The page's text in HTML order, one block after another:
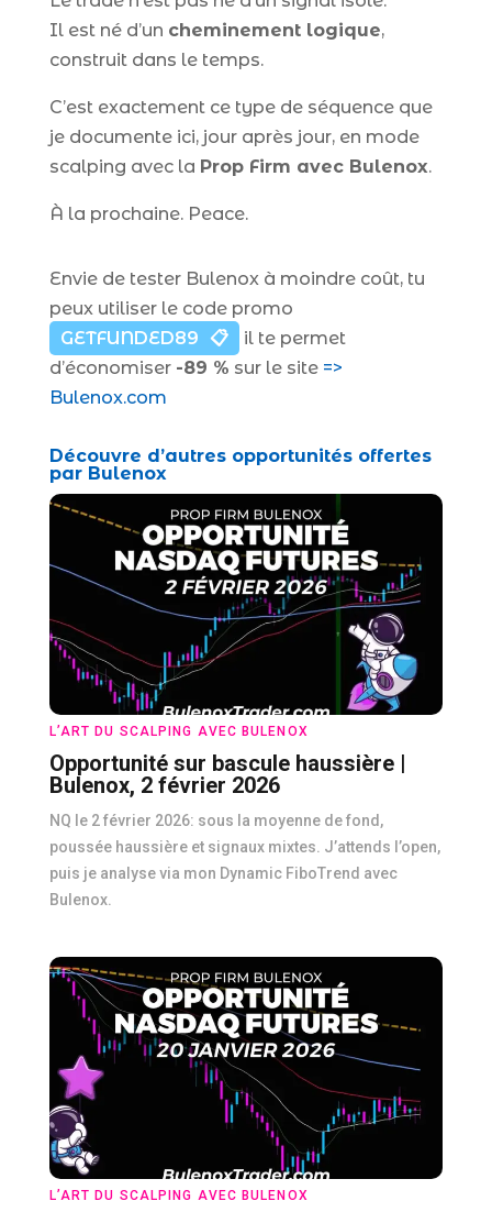
Il est né d’un cheminement logique,
construit dans le temps.
C’est exactement ce type de séquence que
je documente ici, jour après jour, en mode
scalping avec la Prop Firm avec Bulenox.
À la prochaine. Peace.
Envie de tester Bulenox à moindre coût, tu
peux utiliser le code promo
GETFUNDED89
il te permet
d’économiser -89 % sur le site =>
Bulenox.com
Découvre d’autres opportunités offertes
par Bulenox
L’ART DU SCALPING AVEC BULENOX
Opportunité sur bascule haussière |
Bulenox, 2 février 2026
NQ le 2 février 2026: sous la moyenne de fond,
poussée haussière et signaux mixtes. J’attends l’open,
puis je analyse via mon Dynamic FiboTrend avec
Bulenox.
L’ART DU SCALPING AVEC BULENOX